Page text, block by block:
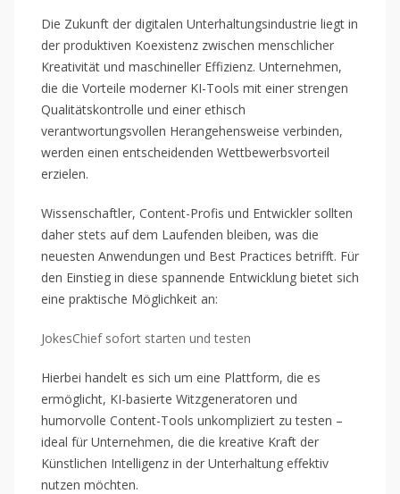
Die Zukunft der digitalen Unterhaltungsindustrie liegt in
der produktiven Koexistenz zwischen menschlicher
Kreativität und maschineller Effizienz. Unternehmen,
die die Vorteile moderner KI-Tools mit einer strengen
Qualitätskontrolle und einer ethisch
verantwortungsvollen Herangehensweise verbinden,
werden einen entscheidenden Wettbewerbsvorteil
erzielen.
Wissenschaftler, Content-Profis und Entwickler sollten
daher stets auf dem Laufenden bleiben, was die
neuesten Anwendungen und Best Practices betrifft. Für
den Einstieg in diese spannende Entwicklung bietet sich
eine praktische Möglichkeit an:
JokesChief sofort starten und testen
Hierbei handelt es sich um eine Plattform, die es
ermöglicht, KI-basierte Witzgeneratoren und
humorvolle Content-Tools unkompliziert zu testen –
ideal für Unternehmen, die die kreative Kraft der
Künstlichen Intelligenz in der Unterhaltung effektiv
nutzen möchten.